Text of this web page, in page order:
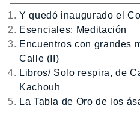
Y quedó inaugurado el
Esenciales: Meditación
Encuentros con grandes
Calle (II)
Libros/ Solo respira, de
Kachouh
La Tabla de Oro de los